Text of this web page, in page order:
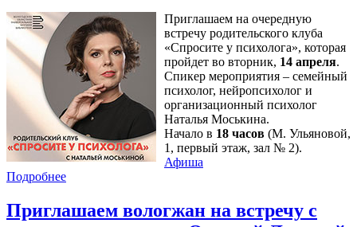
Приглашаем на очередную
встречу родительского клуба
«Спросите у психолога», которая
пройдет во вторник, 14 апреля.
Спикер мероприятия – семейный
психолог, нейропсихолог и
организационный психолог
Наталья Моськина.
Начало в 18 часов (М. Ульяновой,
1, первый этаж, зал № 2).
Афиша
Подробнее
Приглашаем вологжан на встречу с